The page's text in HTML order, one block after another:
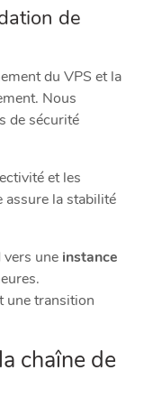
de
du VPS et la
Nous
de sécurité
et les
assure la stabilité
une instance
une transition
chaîne de